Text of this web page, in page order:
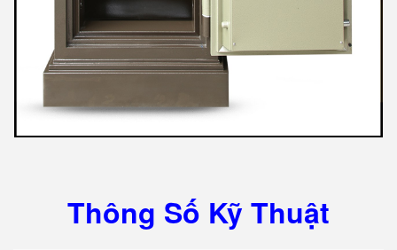
Thông Số Kỹ Thuật